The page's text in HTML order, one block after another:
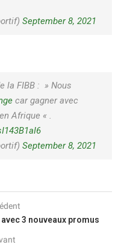
September 8, 2021
la FIBB : » Nous
car gagner avec
Afrique « .
September 8, 2021
3 nouveaux promus